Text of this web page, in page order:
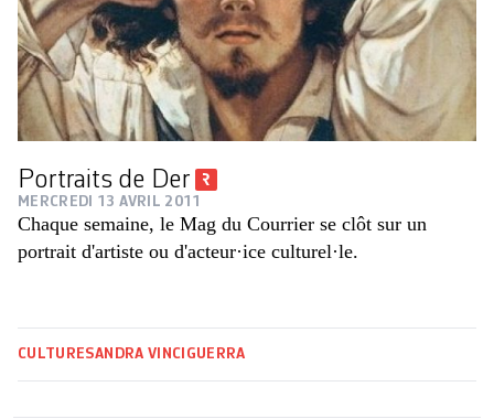
Portraits de Der
MERCREDI 13 AVRIL 2011
Chaque semaine, le Mag du Courrier se clôt sur un
portrait d'artiste ou d'acteur·ice culturel·le.
CULTURESANDRA VINCIGUERRA